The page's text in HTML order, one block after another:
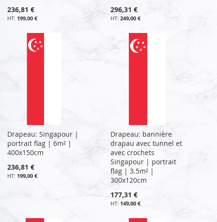
236,81 €
199,00 €
296,31 €
249,00 €
Drapeau: Singapour |
portrait flag | 6m² |
400x150cm
236,81 €
199,00 €
Drapeau: bannière
drapau avec tunnel et
avec crochets
Singapour | portrait
flag | 3.5m² |
300x120cm
177,31 €
149,00 €